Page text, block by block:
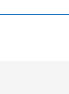
au